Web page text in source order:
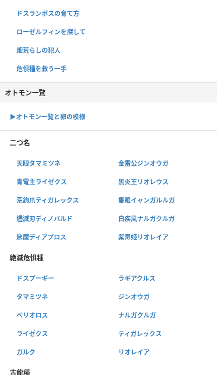
ドスランポスの育て方
ローゼルフィンを探して
畑荒らしの犯人
危惧種を救う一手
オトモン一覧
▶︎オトモン一覧と卵の模様
二つ名
天眼タマミツネ 金雷公ジンオウガ
青電主ライゼクス 黒炎王リオレウス
荒鉤爪ティガレックス 隻眼イャンガルルガ
燼滅刃ディノバルド 白疾風ナルガクルガ
鏖魔ディアブロス 紫毒姫リオレイア
絶滅危惧種
ドスプーギー ラギアクルス
タマミツネ ジンオウガ
ベリオロス ナルガクルガ
ライゼクス ティガレックス
ガルク リオレイア
古龍種